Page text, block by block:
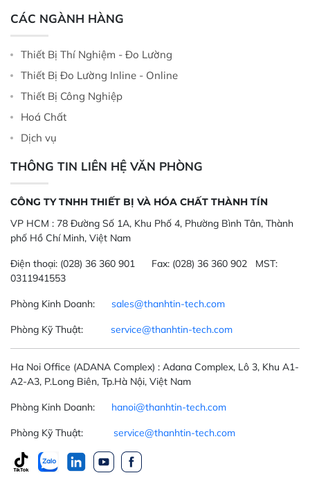
CÁC NGÀNH HÀNG
Thiết Bị Thí Nghiệm - Đo Lường
Thiết Bị Đo Lường Inline - Online
Thiết Bị Công Nghiệp
Hoá Chất
Dịch vụ
THÔNG TIN LIÊN HỆ VĂN PHÒNG
CÔNG TY TNHH THIẾT BỊ VÀ HÓA CHẤT THÀNH TÍN
VP HCM : 78 Đường Số 1A, Khu Phố 4, Phường Bình Tân, Thành
phố Hồ Chí Minh, Việt Nam
Điện thoại: (028) 36 360 901 Fax: (028) 36 360 902 MST:
0311941553
Phòng Kinh Doanh: sales@thanhtin-tech.com
Phòng Kỹ Thuật: service@thanhtin-tech.com
Ha Noi Office (ADANA Complex) : Adana Complex, Lô 3, Khu A1-
A2-A3, P.Long Biên, Tp.Hà Nội, Việt Nam
Phòng Kinh Doanh: hanoi@thanhtin-tech.com
Phòng Kỹ Thuật: service@thanhtin-tech.com